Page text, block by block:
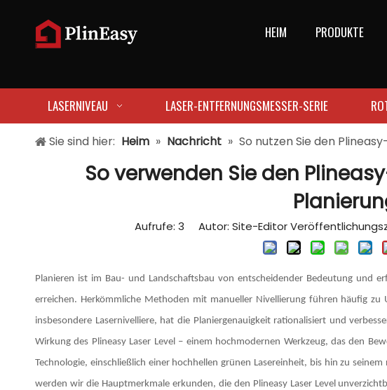
HEIM PRODUKTE
LASERNIVEAU LASER-ENTFERNUNGSMESSER-SERIE
Sie sind hier: Heim » Nachricht » So nutzen Sie den
So verwenden Sie den
Aufrufe: 3 Autor: Site-Editor
Planieren ist im Bau- und Landschaftsbau von entscheidender Bedeutung und
erreichen. Herkömmliche Methoden mit manueller Nivellierung führen häufig zu
insbesondere Lasernivelliere, hat die Planiergenauigkeit rationalisiert und
Wirkung des Plineasy Laser Level – einem hochmodernen Werkzeug, das den
Technologie, einschließlich einer hochhellen grünen Lasereinheit, bis hin zu
werden wir die Hauptmerkmale erkunden, die den Plineasy Laser Level